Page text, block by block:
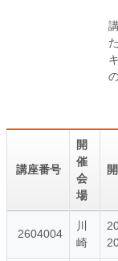
講座番号
開
催
会
場
2604004
川
崎